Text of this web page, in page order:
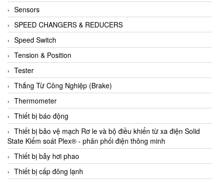
Sensors
SPEED CHANGERS & REDUCERS
Speed Switch
Tension & Position
Tester
Thắng Từ Công Nghiệp (Brake)
Thermometer
Thiết bị báo động
Thiết bị bảo vệ mạch Rơ le và bộ điều khiển từ xa điện Solid
State Kiểm soát Plex® - phân phối điện thông minh
Thiết bị bẫy hơi phao
Thiết bị cấp đông lạnh